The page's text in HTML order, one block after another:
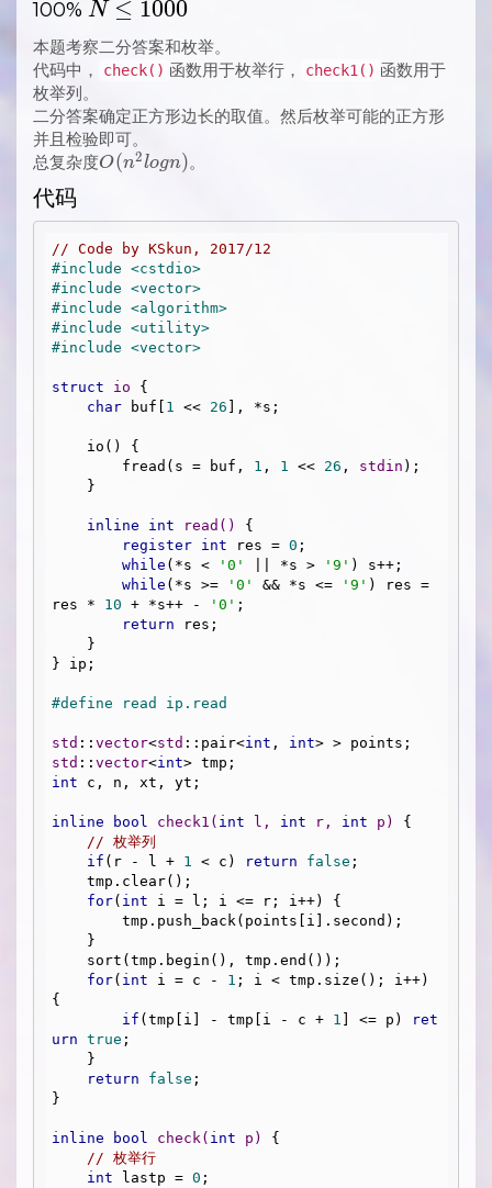
100% N
\LEQ
1000
N ≤ 1000
本题考察二分答案和枚举。
代码中，
check() 函数用于枚举行， check1() 函数用于
枚举列。
二分答案确定正方形边长的取值。然后枚举可能的正方形
并且检验即可。
总复杂度O(n^2logn)
O(n2logn)。
代码
// Code by KSkun, 2017/12
#include <cstdio>
#include <vector>
#include <algorithm>
#include <utility>
#include <vector>
struct io {
char buf[ 1 << 26 ], *s;
        fread(s = buf,
1 , 1 << 26 , stdin );
inline int read ()
{
register int res = 0 ;
while (*s < '0' || *s > '9' ) s++;
while (*s >= '0' && *s <= '9' ) res =
res * 10 + *s++ - '0' ;
return res;
} ip;
#define read ip.read
std :: vector<std ::pair<int , int
std :: vector<int
int c, n, xt, yt;
inline bool check1 ( int l, int r, int p)
{
// 枚举列
if (r - l + 1 < c) return false ;
for( int i = l; i <= r; i++) {
for( int i = c - 1 ; i < tmp.size(); i++)
{
if (tmp[i] - tmp[i - c + 1 ] <= p)
ret
urn true ;
return
false ;
}
inline bool check( int p)
{
// 枚举行
int lastp = 0 ;